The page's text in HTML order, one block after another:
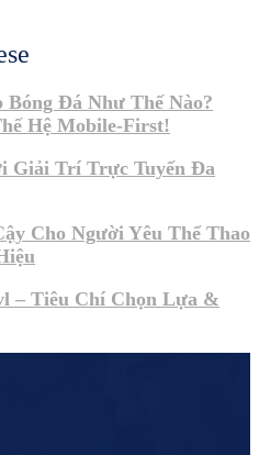
Đá Như Thế Nào?
Hệ Mobile-First!
Giải Trí Trực Tuyến Đa
Cho Người Yêu Thể Thao
– Tiêu Chí Chọn Lựa &